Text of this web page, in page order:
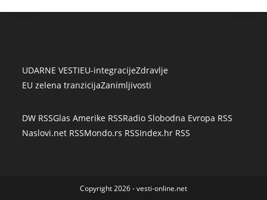
UDARNE VESTIEU-integracijeZdravlje
EU zelena tranzicijaZanimljivosti
DW RSSGlas Amerike RSSRadio Slobodna Evropa RSS
Naslovi.net RSSMondo.rs RSSIndex.hr RSS
Copyright 2026 - vesti-online.net